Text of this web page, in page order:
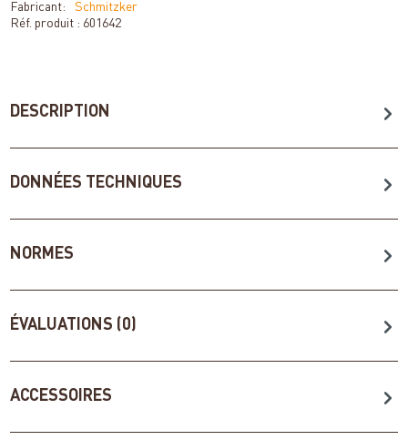
Fabricant:
Schmitzker
Réf. produit : 601642
DESCRIPTION
DONNÉES TECHNIQUES
NORMES
ÉVALUATIONS (0)
ACCESSOIRES